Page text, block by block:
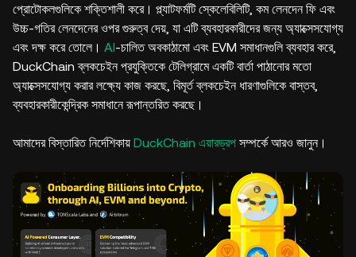
প্রোটোকলগুলিকে শক্তিশালী করে। প্ল্যাটফর্মটি স্কেলেবিলিটি, কম লেনদেন ফি এবং
উচ্চ-গতির লেনদেনের ওপর গুরুত্ব দেয়, যা এটি ব্যবহারকারীদের জন্য অ্যাক্সেসযোগ্য
এবং দক্ষ করে তোলে। AI-চালিত অবকাঠামো এবং EVM সমাধানগুলি ব্যবহার করে,
DuckChain ব্লকচেইন প্রযুক্তিকে টেলিগ্রামে একটি বার্তা পাঠানোর মতো
অ্যাক্সেসযোগ্য করার লক্ষ্যে কাজ করছে, বিমূর্ত ব্লকচেইন ধারণাগুলিকে বাস্তব,
ব্যবহারকারীকেন্দ্রিক সমাধানে রূপান্তরিত করছে।
আমাদের বিস্তারিত নির্দেশিকায় DuckChain এয়ারড্রপ সম্পর্কে আরও জানুন।